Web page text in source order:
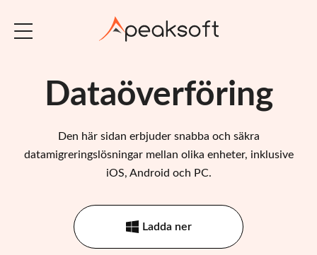
Dataöverföring
Den här sidan erbjuder snabba och säkra
datamigreringslösningar mellan olika enheter, inklusive
iOS, Android och PC.
Ladda ner